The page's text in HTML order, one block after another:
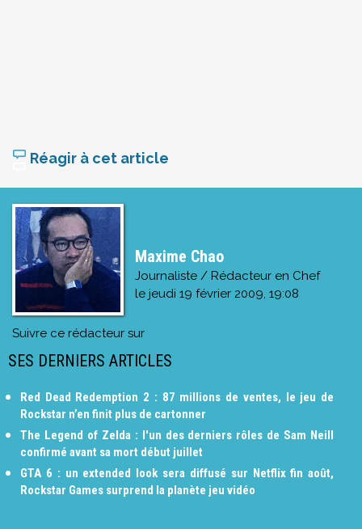
Réagir à cet article
Maxime Chao
Journaliste / Rédacteur en Chef
le jeudi 19 février 2009, 19:08
Suivre ce rédacteur sur
SES DERNIERS ARTICLES
Red Dead Redemption 2 : 87 millions de ventes, le jeu de
Rockstar n’en finit plus de cartonner
The Legend of Zelda : l'un des derniers rôles de Sam Neill
confirmé avant sa mort début juillet
GTA 6 : un extended look sera diffusé sur Netflix fin août,
Rockstar Games surprend la planète jeu vidéo